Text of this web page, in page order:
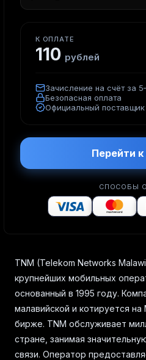
К ОПЛАТЕ
110 рублей
Зачисление на счёт за
Безопасная оплата
Официальный поставщик
Перейти
СПОСОБЫ
TNM (Telekom Networks
крупнейших мобильных
основанный в 1995 году.
малавийской и котируется
бирже. TNM обслуживает
стране, занимая
связи. Оператор